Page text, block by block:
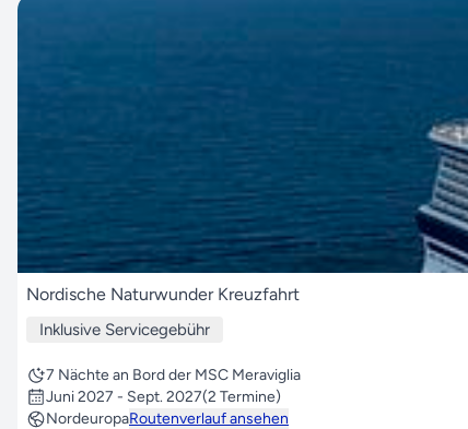
Nordische Naturwunder Kreuzfahrt
Inklusive Servicegebühr
7 Nächte an Bord der MSC Meraviglia
Juni 2027 - Sept. 2027(2 Termine)
NordeuropaRoutenverlauf ansehen